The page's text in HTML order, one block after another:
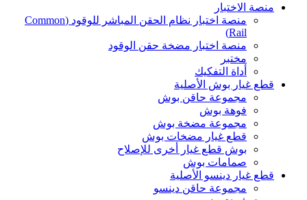
منصة الاختبار
منصة اختبار نظام الحقن المباشر للوقود (Common
Rail)
منصة اختبار مضخة حقن الوقود
مختبر
أداة التفكيك
قطع غيار بوش الأصلية
مجموعة حاقن بوش
فوهة بوش
مجموعة مضخة بوش
قطع غيار مضخات بوش
بوش قطع غيار أخرى للإصلاح
صمامات بوش
قطع غيار دينسو الأصلية
مجموعة حاقن دينسو